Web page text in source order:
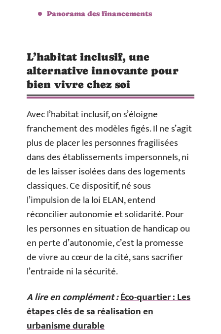
Panorama des financements
L’habitat inclusif, une
alternative innovante pour
bien vivre chez soi
Avec l’habitat inclusif, on s’éloigne
franchement des modèles figés. Il ne s’agit
plus de placer les personnes fragilisées
dans des établissements impersonnels, ni
de les laisser isolées dans des logements
classiques. Ce dispositif, né sous
l’impulsion de la loi ELAN, entend
réconcilier autonomie et solidarité. Pour
les personnes en situation de handicap ou
en perte d’autonomie, c’est la promesse
de vivre au cœur de la cité, sans sacrifier
l’entraide ni la sécurité.
A lire en complément :Éco-quartier : Les
étapes clés de sa réalisation en
urbanisme durable